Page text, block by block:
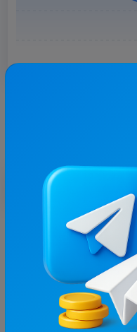
З цим каналом часто
12.6
43.4K/
7.3K
Доброго
Новини/ЗМІ,
Ціна реклами